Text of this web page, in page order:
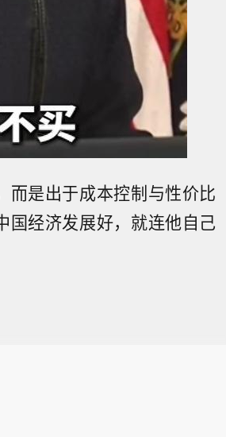
而是出于成本控制与性价比
国经济发展好，就连他自己